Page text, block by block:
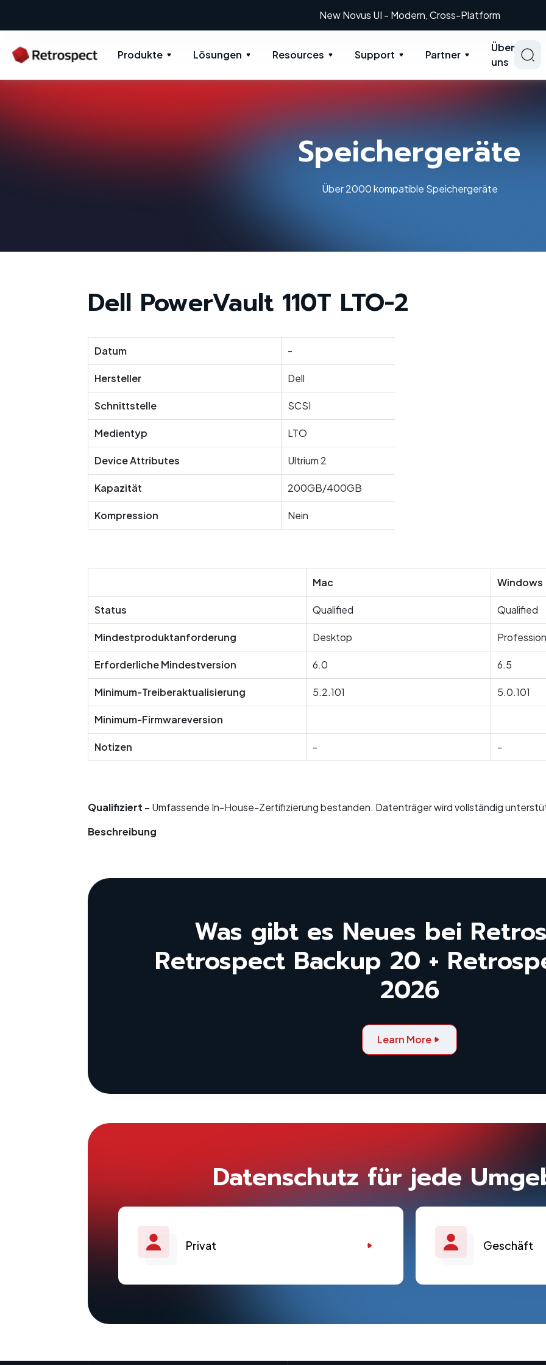
New Novus UI - Modern, Cross-Platform
Produkte Lösungen Resources Support Partner
Über
uns
Speichergeräte
Über 2000 kompatible Speichergeräte
Dell PowerVault 110T LTO-2
Datum -
Hersteller Dell
Schnittstelle SCSI
Medientyp LTO
Device Attributes Ultrium 2
Kapazität 200GB/400GB
Kompression Nein
Mac Windows
Status Qualified Qualified
Mindestproduktanforderung Desktop
Erforderliche Mindestversion 6.0 6.5
Minimum-Treiberaktualisierung 5.2.101 5.0.101
Minimum-Firmwareversion
Notizen - -
Qualifiziert - Umfassende In-House-Zertifizierung bestanden. Datenträger wird vollständig
Beschreibung
Was gibt es Neues bei
Retrospect Backup 20 +
2026
Learn More
Datenschutz für jede
Privat Geschäft